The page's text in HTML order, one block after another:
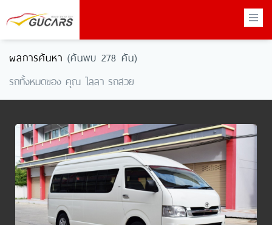
×
ผลการค้นหา (ค้นพบ 278 คัน)
รถทั้งหมดของ คุณ ไลลา รถสวย